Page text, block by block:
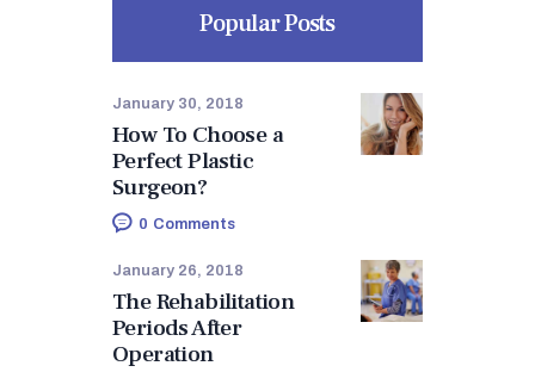
Popular Posts
How To Choose a
Perfect Plastic
Surgeon?
January 30, 2018
0 Comments
The Rehabilitation
Periods After
Operation
January 26, 2018